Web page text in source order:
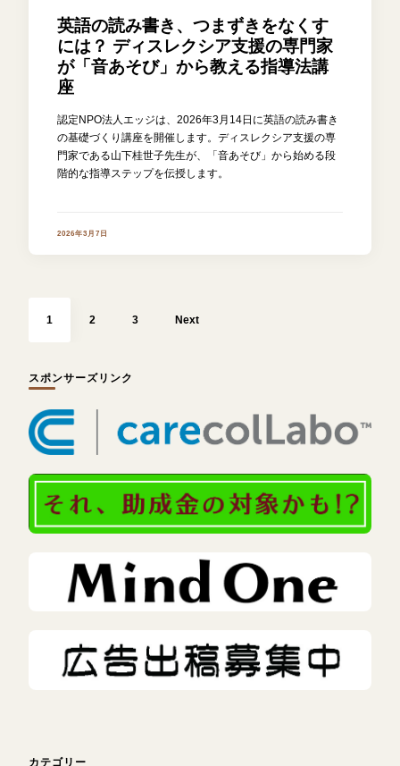
英語の読み書き、つまずきをなくす
には？ ディスレクシア支援の専門家
が「音あそび」から教える指導法講
座
認定NPO法人エッジは、2026年3月14日に英語の読み書き
の基礎づくり講座を開催します。ディスレクシア支援の専
門家である山下桂世子先生が、「音あそび」から始める段
階的な指導ステップを伝授します。
2026年3月7日
り
1 2 3 Next
スポンサーズリンク
カテゴリー